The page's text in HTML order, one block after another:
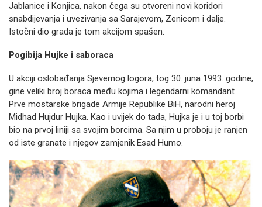
Jablanice i Konjica, nakon čega su otvoreni novi koridori
snabdijevanja i uvezivanja sa Sarajevom, Zenicom i dalje.
Istočni dio grada je tom akcijom spašen.
Pogibija Hujke i saboraca
U akciji oslobađanja Sjevernog logora, tog 30. juna 1993. godine,
gine veliki broj boraca među kojima i legendarni komandant
Prve mostarske brigade Armije Republike BiH, narodni heroj
Midhad Hujdur Hujka. Kao i uvijek do tada, Hujka je i u toj borbi
bio na prvoj liniji sa svojim borcima. Sa njim u proboju je ranjen
od iste granate i njegov zamjenik Esad Humo.